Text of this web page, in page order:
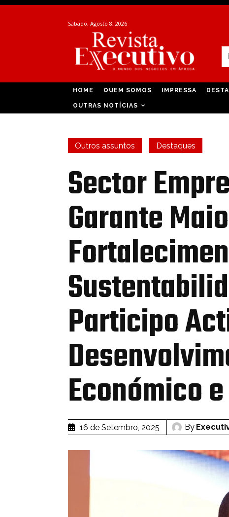
Sábado, Agosto 8, 2026
HOME QUEM SOMOS IMPRESSA
OUTRAS NOTÍCIAS
Outros assuntos Destaques
Sector
Garante
Participo
Económico
16 de Setembro, 2025 By